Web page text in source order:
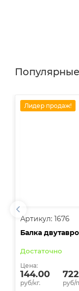
Лидер продаж!
Артикул: 1676
Балка
Достаточно
Цена:
144.00
руб/кг. руб/